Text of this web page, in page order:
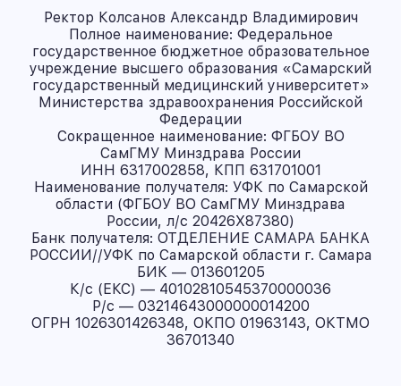
Ректор Колсанов Александр Владимирович
Полное наименование: Федеральное
государственное бюджетное образовательное
учреждение высшего образования «Самарский
государственный медицинский университет»
Министерства здравоохранения Российской
Федерации
Сокращенное наименование: ФГБОУ ВО
СамГМУ Минздрава России
ИНН 6317002858, КПП 631701001
Наименование получателя: УФК по Самарской
области (ФГБОУ ВО СамГМУ Минздрава
России, л/с 20426X87380)
Банк получателя: ОТДЕЛЕНИЕ САМАРА БАНКА
РОССИИ//УФК по Самарской области г. Самара
БИК — 013601205
К/с (ЕКС) — 40102810545370000036
Р/с — 03214643000000014200
ОГРН 1026301426348, ОКПО 01963143, ОКТМО
36701340